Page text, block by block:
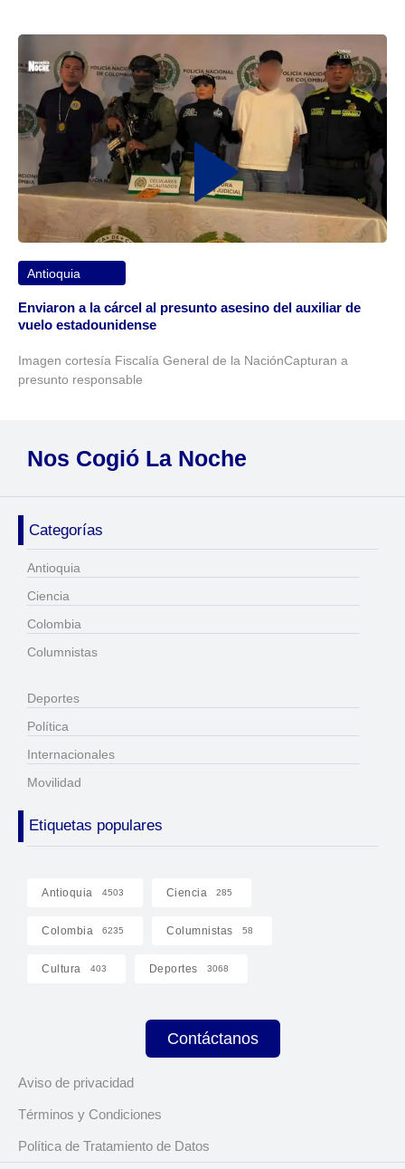
Antioquia
Enviaron a la cárcel al presunto asesino del auxiliar de
vuelo estadounidense
Imagen cortesía Fiscalía General de la NaciónCapturan a
presunto responsable
Nos Cogió La Noche
Categorías
Antioquia
Ciencia
Colombia
Columnistas
Deportes
Política
Internacionales
Movilidad
Etiquetas populares
Antioquia 4503 Ciencia 285
Colombia 6235 Columnistas 58
Cultura 403 Deportes 3068
Contáctanos
Aviso de privacidad
Términos y Condiciones
Política de Tratamiento de Datos